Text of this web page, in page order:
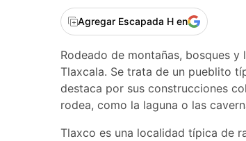
Agregar Escapada H en
Rodeado de montañas, bosques
Tlaxcala. Se trata de un pueblito
destaca por sus construcciones
rodea, como la laguna o las
Tlaxco es una localidad típica de